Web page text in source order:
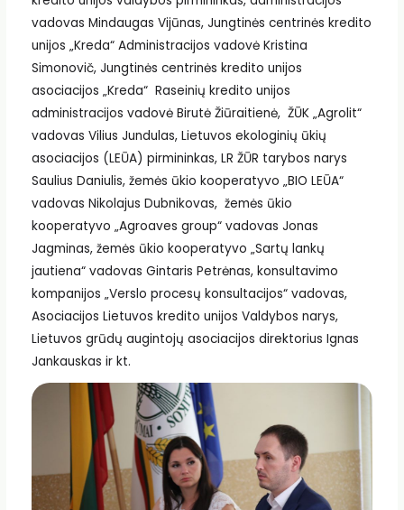
vadovas Mindaugas Vijūnas, Jungtinės centrinės kredito
unijos „Kreda“ Administracijos vadovė Kristina
Simonovič, Jungtinės centrinės kredito unijos
asociacijos „Kreda“ Raseinių kredito unijos
administracijos vadovė Birutė Žiūraitienė, ŽŪK „Agrolit“
vadovas Vilius Jundulas, Lietuvos ekologinių ūkių
asociacijos (LEŪA) pirmininkas, LR ŽŪR tarybos narys
Saulius Daniulis, žemės ūkio kooperatyvo „BIO LEŪA“
vadovas Nikolajus Dubnikovas, žemės ūkio
kooperatyvo „Agroaves group“ vadovas Jonas
Jagminas, žemės ūkio kooperatyvo „Sartų lankų
jautiena“ vadovas Gintaris Petrėnas, konsultavimo
kompanijos „Verslo procesų konsultacijos“ vadovas,
Asociacijos Lietuvos kredito unijos Valdybos narys,
Lietuvos grūdų augintojų asociacijos direktorius Ignas
Jankauskas ir kt.